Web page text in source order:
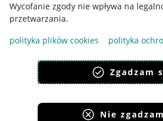
Wycofanie zgody nie wpływa na
przetwarzania.
polityka plików cookies
polityka
Zgadzam
Nie